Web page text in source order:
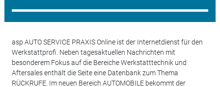
asp AUTO SERVICE PRAXIS Online ist der Internetdienst für den
Werkstattprofi. Neben tagesaktuellen Nachrichten mit
besonderem Fokus auf die Bereiche Werkstatttechnik und
Aftersales enthält die Seite eine Datenbank zum Thema
RÜCKRUFE. Im neuen Bereich AUTOMOBILE bekommt der